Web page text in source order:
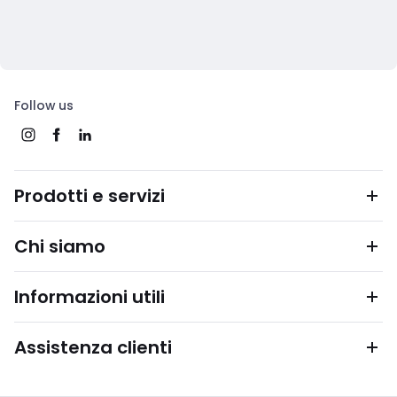
Follow us
Prodotti e servizi
Chi siamo
Informazioni utili
Assistenza clienti